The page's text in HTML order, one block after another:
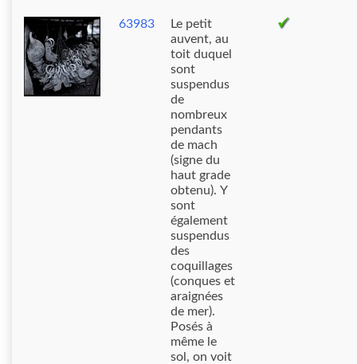
63983
Le petit
auvent, au
toit duquel
sont
suspendus
de
nombreux
pendants
de mach
(signe du
haut grade
obtenu). Y
sont
également
suspendus
des
coquillages
(conques et
araignées
de mer).
Posés à
même le
sol, on voit